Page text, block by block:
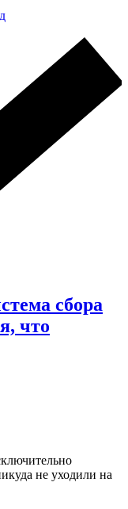
сбора
что
не уходили на